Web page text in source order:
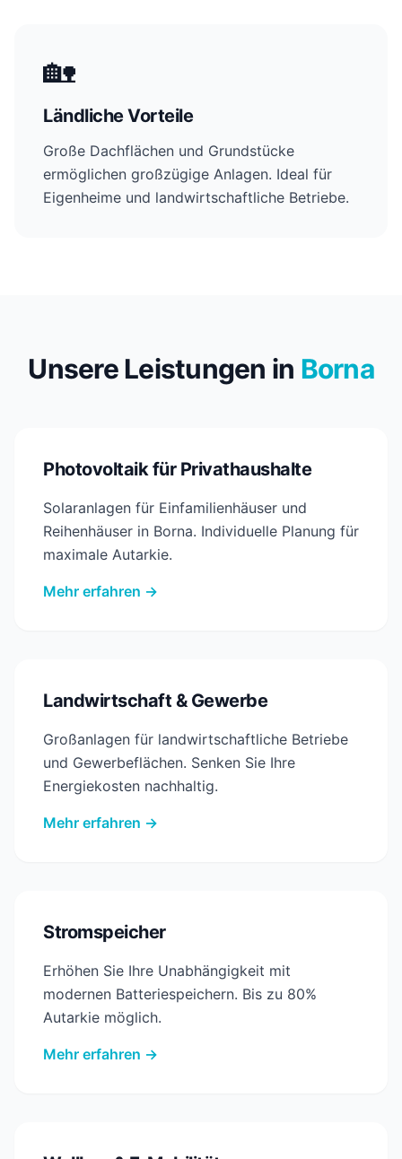
🏡
Ländliche Vorteile
Große Dachflächen und Grundstücke
ermöglichen großzügige Anlagen. Ideal für
Eigenheime und landwirtschaftliche Betriebe.
Unsere Leistungen in Borna
Photovoltaik für Privathaushalte
Solaranlagen für Einfamilienhäuser und
Reihenhäuser in Borna. Individuelle Planung für
maximale Autarkie.
Mehr erfahren →
Landwirtschaft & Gewerbe
Großanlagen für landwirtschaftliche Betriebe
und Gewerbeflächen. Senken Sie Ihre
Energiekosten nachhaltig.
Mehr erfahren →
Stromspeicher
Erhöhen Sie Ihre Unabhängigkeit mit
modernen Batteriespeichern. Bis zu 80%
Autarkie möglich.
Mehr erfahren →